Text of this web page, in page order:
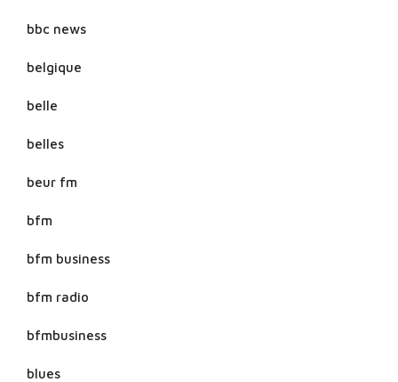
bbc news
belgique
belle
belles
beur fm
bfm
bfm business
bfm radio
bfmbusiness
blues